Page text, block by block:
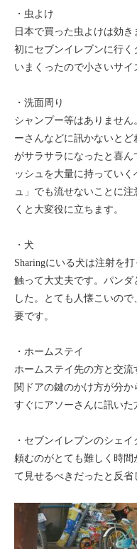
・虫よけ
日本で買った虫よけは効
初にセブンイレブンに行
いまくったので小さいサイ
・洗面周り
シャンプー等はありませ
ーさんなどに訊かないと
がサラサラになったと喜ん
ッシュを大量に持ってい
ュ」でも流せないことに
くと大変役に立ちます。
・犬
Sharingにいる犬は注射を
触って大丈夫です。パンダ
した。とても人懐こいの
要です。
・ホームステイ
ホームステイ先の方と交
関ドアの鍵のかけ方が分
すぐにアソーさんに訊いた
・セブンイレブンのシェ
頼むのがとても難しく時
て見せるべきだったと反省